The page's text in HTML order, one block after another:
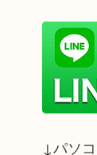
↓パソ